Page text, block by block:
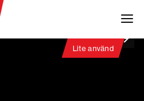
Lite använd